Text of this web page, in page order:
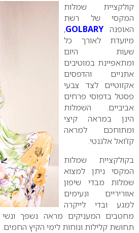
קולקציית שמלות
המקסי של רשת
האופנה GOLBARY
,
מיועדת לאורך כל
שעות היום
ומתאפיינת במוטיבים
אתניים והדפסים
אקזוטיים לצד צבעי
פסטל בדפוסי פרחים
אביביים. השמלות
הינן במראה קיצי
ומתוחכם למראה
קז’ואל אלגנטי.
בקולקציית שמלות
המקסי ניתן למצוא
שמלות מבדי שיפון
אווריריים ונעימים
למגע ובדי לייקרה
מחטבים המעניקים מראה נשפך
תחושת קלילות ונוחות לימי הקיץ החמים.